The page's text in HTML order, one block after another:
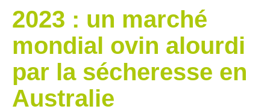
2023 : un marché
mondial ovin alourdi
par la sécheresse en
Australie